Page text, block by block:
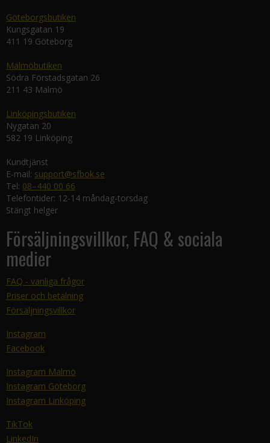
Göteborgsbutiken
Kungsgatan 19
411 19 Göteborg
Malmöbutiken
Södra Förstadsgatan 26
211 43 Malmö
Linköpingsbutiken
Nygatan 20
582 19 Linköping
Kundtjänst
E-mail: support@sfbok.se
Tel: 08–440 00 66
Telefontider: 12-14 måndag-torsdag
Stängt helger
Försäljningsvillkor, FAQ & sociala
medier
FAQ - vanliga frågor
Priser och betalning
Försäljningsvillkor
Instagram
Facebook
Instagram Malmö
Instagram Göteborg
Instagram Linköping
TikTok
LinkedIn